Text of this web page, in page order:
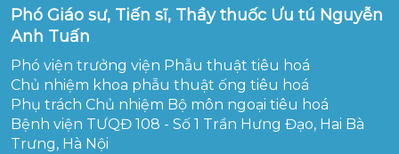
Phó Giáo sư, Tiến sĩ, Thầy thuốc Ưu tú Nguyễn
Anh Tuấn
Phó viện trưởng viện Phẫu thuật tiêu hoá
Chủ nhiệm khoa phẫu thuật ống tiêu hoá
Phụ trách Chủ nhiệm Bộ môn ngoại tiêu hoá
Bệnh viện TƯQĐ 108 - Số 1 Trần Hưng Đạo, Hai Bà
Trưng, Hà Nội